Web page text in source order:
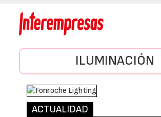
ILUMINACIÓN
ACTUALIDAD